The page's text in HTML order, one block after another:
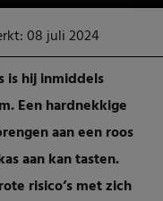
08 juli 2024
is hij inmiddels
Een hardnekkige
aan een roos
aan kan tasten.
risico’s met zich